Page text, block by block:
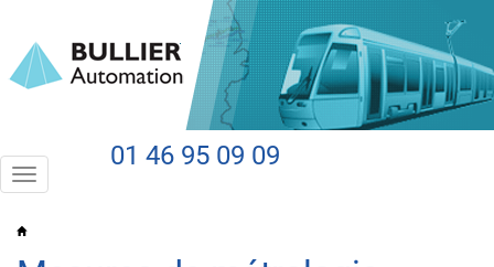
01 46 95 09 09
Toggle